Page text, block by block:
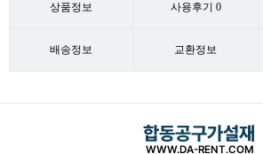
상품정보 사용후기 0
배송정보 교환정보